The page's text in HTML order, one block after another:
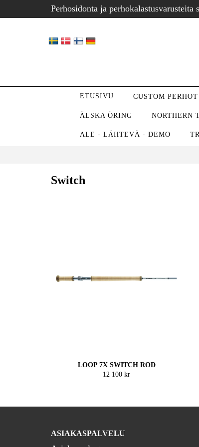
Perhosidonta ja
ETUSIVU CUSTOM PERHOT
ÄLSKA ÖRING NORTHERN
ALE - LÄHTEVÄ - DEMO
Switch
LOOP 7X SWITCH ROD
12 100 kr
ASIAKASPALVELU